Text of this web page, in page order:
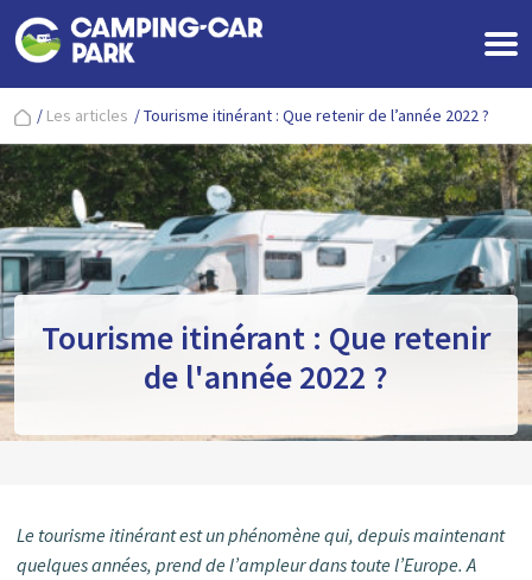
/ Les articles /Tourisme itinérant : Que retenir de l’année 2022 ?
Tourisme itinérant : Que retenir
de l'année 2022 ?
Le tourisme itinérant est un phénomène qui, depuis maintenant
quelques années, prend de l’ampleur dans toute l’Europe. A